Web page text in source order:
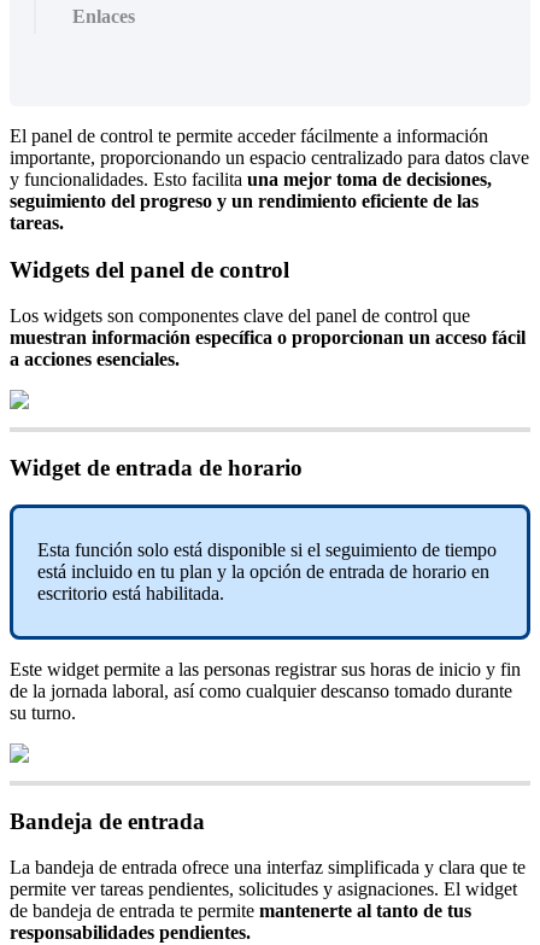
Enlaces
El panel de control te permite acceder fácilmente a información
importante, proporcionando un espacio centralizado para datos clave
y funcionalidades. Esto facilita una mejor toma de decisiones,
seguimiento del progreso y un rendimiento eficiente de las
tareas.
Widgets del panel de control
Los widgets son componentes clave del panel de control que
muestran información específica o proporcionan un acceso fácil
a acciones esenciales.
Widget de entrada de horario
Esta función solo está disponible si el seguimiento de tiempo
está incluido en tu plan y la opción de entrada de horario en
escritorio está habilitada.
Este widget permite a las personas registrar sus horas de inicio y fin
de la jornada laboral, así como cualquier descanso tomado durante
su turno.
Bandeja de entrada
La bandeja de entrada ofrece una interfaz simplificada y clara que te
permite ver tareas pendientes, solicitudes y asignaciones. El widget
de bandeja de entrada te permite mantenerte al tanto de tus
responsabilidades pendientes.